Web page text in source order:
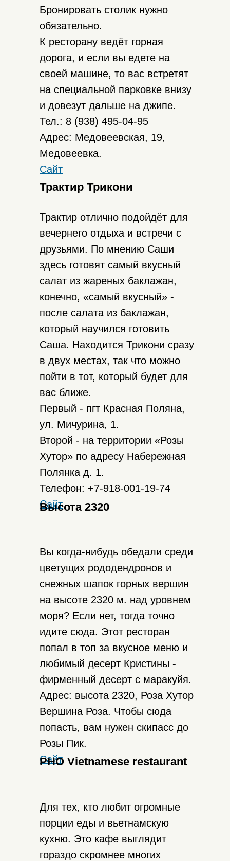
Бронировать столик нужно
обязательно.
К ресторану ведёт горная
дорога, и если вы едете на
своей машине, то вас встретят
на специальной парковке внизу
и довезут дальше на джипе.
Тел.: 8 (938) 495-04-95
Адрес: Медовеевская, 19,
Медовеевка.
Сайт
Трактир отлично подойдёт для
вечернего отдыха и встречи с
друзьями. По мнению Саши
здесь готовят самый вкусный
салат из жареных баклажан,
конечно, «самый вкусный» -
после салата из баклажан,
который научился готовить
Саша. Находится Трикони сразу
в двух местах, так что можно
пойти в тот, который будет для
вас ближе.
Первый - пгт Красная Поляна,
ул. Мичурина, 1.
Второй - на территории «Розы
Хутор» по адресу Набережная
Полянка д. 1.
Телефон: +7-918-001-19-74
Сайт
Вы когда-нибудь обедали среди
цветущих рододендронов и
снежных шапок горных вершин
на высоте 2320 м. над уровнем
моря? Если нет, тогда точно
идите сюда. Этот ресторан
попал в топ за вкусное меню и
любимый десерт Кристины -
фирменный десерт с маракуйя.
Адрес: высота 2320, Роза Хутор
Вершина Роза. Чтобы сюда
попасть, вам нужен скипасс до
Розы Пик.
Сайт
Для тех, кто любит огромные
порции еды и вьетнамскую
кухню. Это кафе выглядит
гораздо скромнее многих
Трактир Трикони
Высота 2320
PHO Vietnamese restaurant